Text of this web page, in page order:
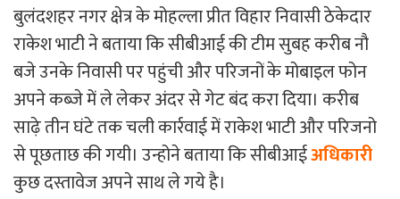
बुलंदशहर नगर क्षेत्र के मोहल्ला प्रीत विहार निवासी ठेकेदार
राकेश भाटी ने बताया कि सीबीआई की टीम सुबह करीब नौ
बजे उनके निवासी पर पहुंची और परिजनों के मोबाइल फोन
अपने कब्जे में ले लेकर अंदर से गेट बंद करा दिया। करीब
साढ़े तीन घंटे तक चली कार्रवाई में राकेश भाटी और परिजनो
से पूछताछ की गयी। उन्होने बताया कि सीबीआईअधिकारी
कुछ दस्तावेज अपने साथ ले गये है।